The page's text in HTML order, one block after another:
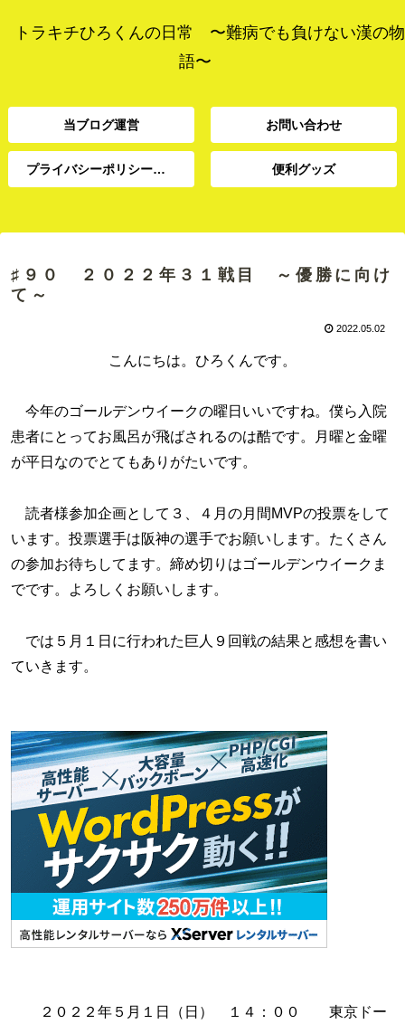
トラキチひろくんの日常 〜難病でも負けない漢の物
語〜
当ブログ運営 お問い合わせ
プライバシーポリシー、免責事項 便利グッズ
♯９０ ２０２２年３１戦目 ～優勝に向け
て～
2022.05.02
こんにちは。ひろくんです。
今年のゴールデンウイークの曜日いいですね。僕ら入院
患者にとってお風呂が飛ばされるのは酷です。月曜と金曜
が平日なのでとてもありがたいです。
読者様参加企画として３、４月の月間MVPの投票をして
います。投票選手は阪神の選手でお願いします。たくさん
の参加お待ちしてます。締め切りはゴールデンウイークま
でです。よろしくお願いします。
では５月１日に行われた巨人９回戦の結果と感想を書い
ていきます。
２０２２年５月１日（日） １４：００ 東京ドー